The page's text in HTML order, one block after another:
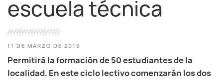
escuela técnica
11 DE MARZO DE 2019
Permitirá la formación de 50 estudiantes de la
localidad. En este ciclo lectivo comenzarán los dos